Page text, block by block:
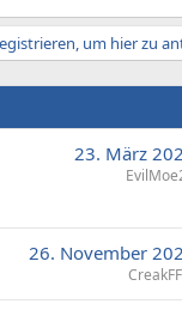
um hier zu
23. März
26. November